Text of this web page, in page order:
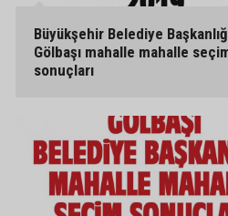
Büyükşehir Belediye
Gölbaşı mahalle mahalle
sonuçları